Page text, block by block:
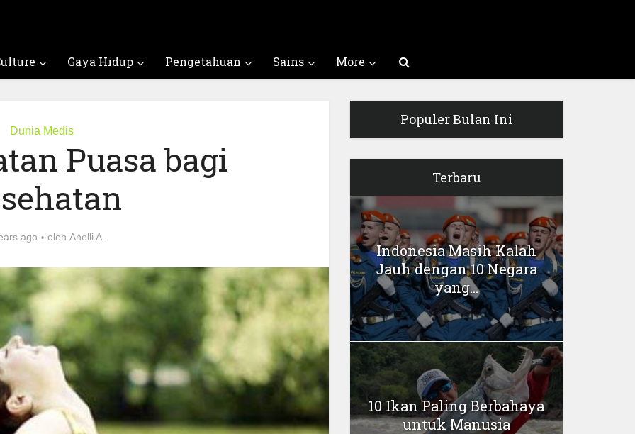
Gaya Hidup Pengetahuan Sains More
Dunia Medis
Puasa bagi
ago oleh Anelli A.
Populer Bulan Ini
Terbaru
Indonesia Masih Kalah
Jauh dengan 10 Negara
yang...
10 Ikan Paling Berbahaya
untuk Manusia